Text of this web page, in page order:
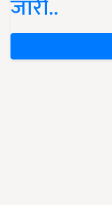
जारी..